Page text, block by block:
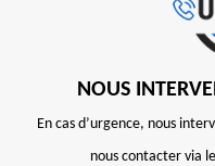
NOUS
En cas d’urgence, nous
nous contacter via